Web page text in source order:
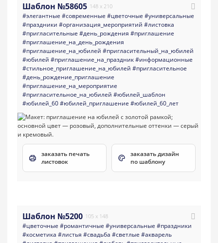
Шаблон №58605 148 x 210
#элегантные #современные #цветочные #универсальные
#праздники #организация_мероприятий #листовка
#пригласительные #день_рождения #приглашение
#приглашение_на_день_рождения
#приглашение_на_юбилей #пригласительный_на_юбилей
#юбилей #приглашение_на_праздник#информационные
#стильное_приглашение_на_юбилей #пригласительное
#день_рождение_приглашение
#приглашение_на_мероприятие
#пригласительное_на_юбилей #юбилей_шаблон
#юбилей_60#юбилей_приглашение #юбилей_60_лет
заказать печать
листовок
заказать дизайн
по шаблону
Шаблон №5200 105 x 148
#цветочные #романтичные #универсальные #праздники
#косметика #листья #свадьба #светлые #акварель